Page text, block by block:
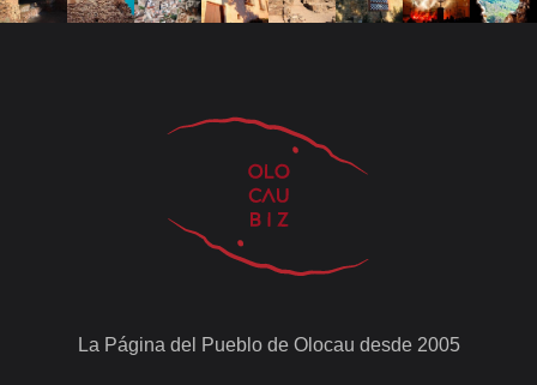
La Página del Pueblo de Olocau desde 2005